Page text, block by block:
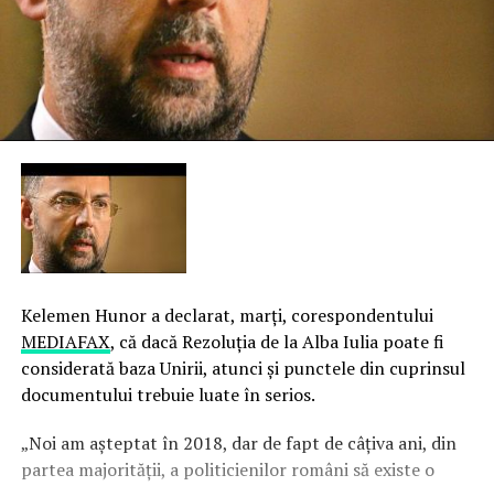
Kelemen Hunor a declarat, marţi, corespondentului
MEDIAFAX, că dacă Rezoluţia de la Alba Iulia poate fi
considerată baza Unirii, atunci şi punctele din cuprinsul
documentului trebuie luate în serios.
„Noi am aşteptat în 2018, dar de fapt de câţiva ani, din
partea majorităţii, a politicienilor români să existe o